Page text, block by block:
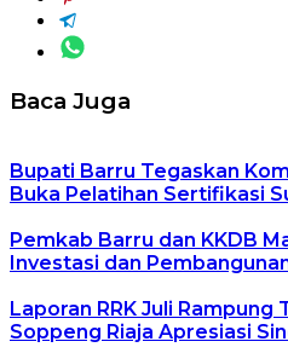
Baca Juga
Bupati Barru Tegaskan
Buka Pelatihan Sertifikasi
Pemkab Barru dan KKDB
Investasi dan
Laporan RRK Juli
Soppeng Riaja Apresiasi